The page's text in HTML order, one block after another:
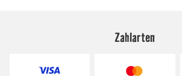
Zahlarten